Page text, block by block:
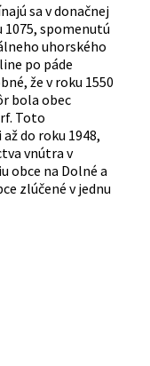
sa v donačnej
spomenutú
uhorského
po páde
že v roku 1550
bola obec
Toto
do roku 1948,
vnútra v
obce na Dolné a
zlúčené v jednu